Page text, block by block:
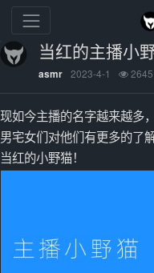
当红的主播小
asmr 2023-4-1 2645
现如今主播的名字越来越多
男宅女们对他们有更多的了
当红的小野猫！